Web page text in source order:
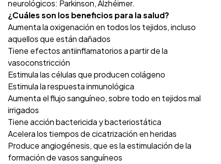
neurológicos: Parkinson, Alzhéimer.
¿Cuáles son los beneficios para la salud?
Aumenta la oxigenación en todos los tejidos, incluso
aquellos que están dañados
Tiene efectos antiinflamatorios a partir de la
vasoconstricción
Estimula las células que producen colágeno
Estimula la respuesta inmunológica
Aumenta el flujo sanguíneo, sobre todo en tejidos mal
irrigados
Tiene acción bactericida y bacteriostática
Acelera los tiempos de cicatrización en heridas
Produce angiogénesis, que es la estimulación de la
formación de vasos sanguíneos